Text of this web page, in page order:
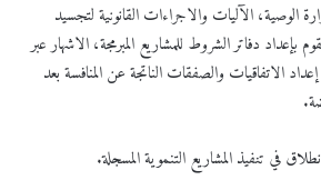
الوصية، الآليات والاجراءات القانونية لتجسيد
بإعداد دفاتر الشروط للمشاريع المبرمجة، الاشهار عبر
الاتفاقيات والصفقات الناتجة عن المنافسة بعد
في تنفيذ المشاريع التنموية المسجلة.